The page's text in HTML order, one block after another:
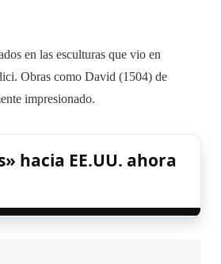
en las esculturas que vio en
Obras como David (1504) de
impresionado.
hacia EE.UU. ahora